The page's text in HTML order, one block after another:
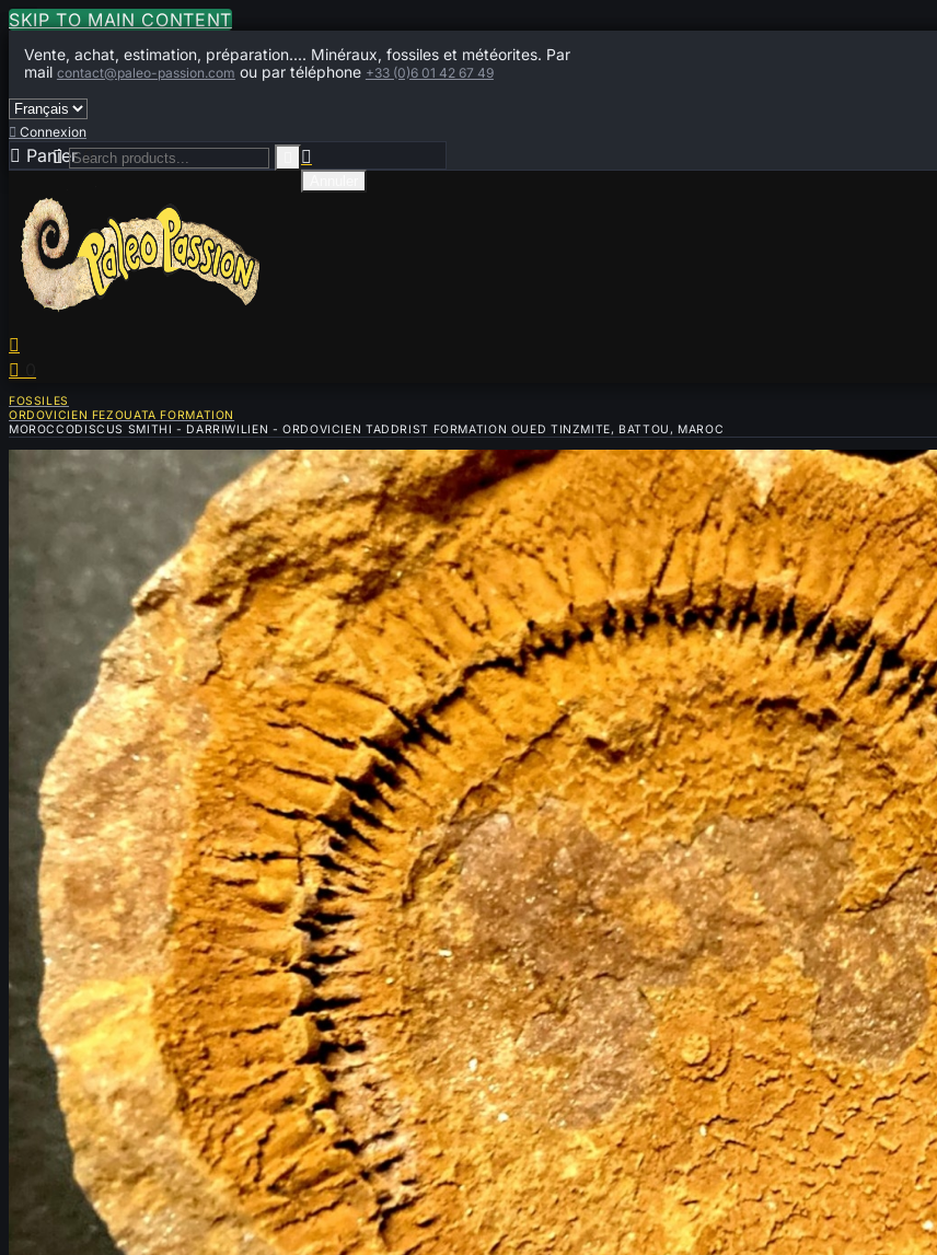
SKIP TO MAIN CONTENT
Vente, achat, estimation, préparation.... Minéraux, fossiles et météorites. Par
mail contact@paleo-passion.com ou par téléphone +33 (0)6 01 42 67 49
 Connexion
 Panier 0


 
FOSSILES
ORDOVICIEN FEZOUATA FORMATION
MOROCCODISCUS SMITHI - DARRIWILIEN - ORDOVICIEN TADDRIST FORMATION OUED TINZMITE, BATTOU, MAROC